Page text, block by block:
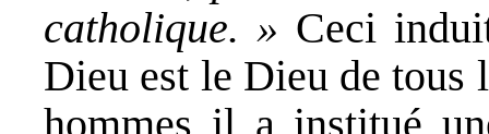
catholique. » Ceci
Dieu est le Dieu de tous
hommes il a institué